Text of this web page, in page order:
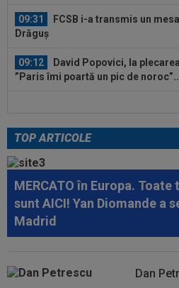
09:31
FCSB i-a transmis un
Drăguș
09:12
David Popovici, la
”Paris îmi poartă un pic de
Gigi Becali l-
10:12
Verdict fără dubii: cei doi
FCSB are nevoie pentru a ”câștiga...
10:06
Elias Charalambous a
Levadiakos
10:00 EXCLUSIV
Ce a spus
09:47 EXCLUSIV
Conducerea
TOP ARTICOLE
MERCATO în Europa.
sunt AICI! Yan Diomande a
Madrid
Dan